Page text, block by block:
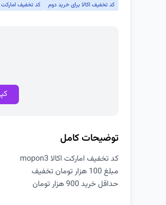
کد تخفیف اکالا برای خرید دوم کد تخفیف امارکت
توضیحات کامل
کد تخفیف امارکت اکالا mopon3
مبلغ 100 هزار تومان تخفیف
حداقل خرید 900 هزار تومان